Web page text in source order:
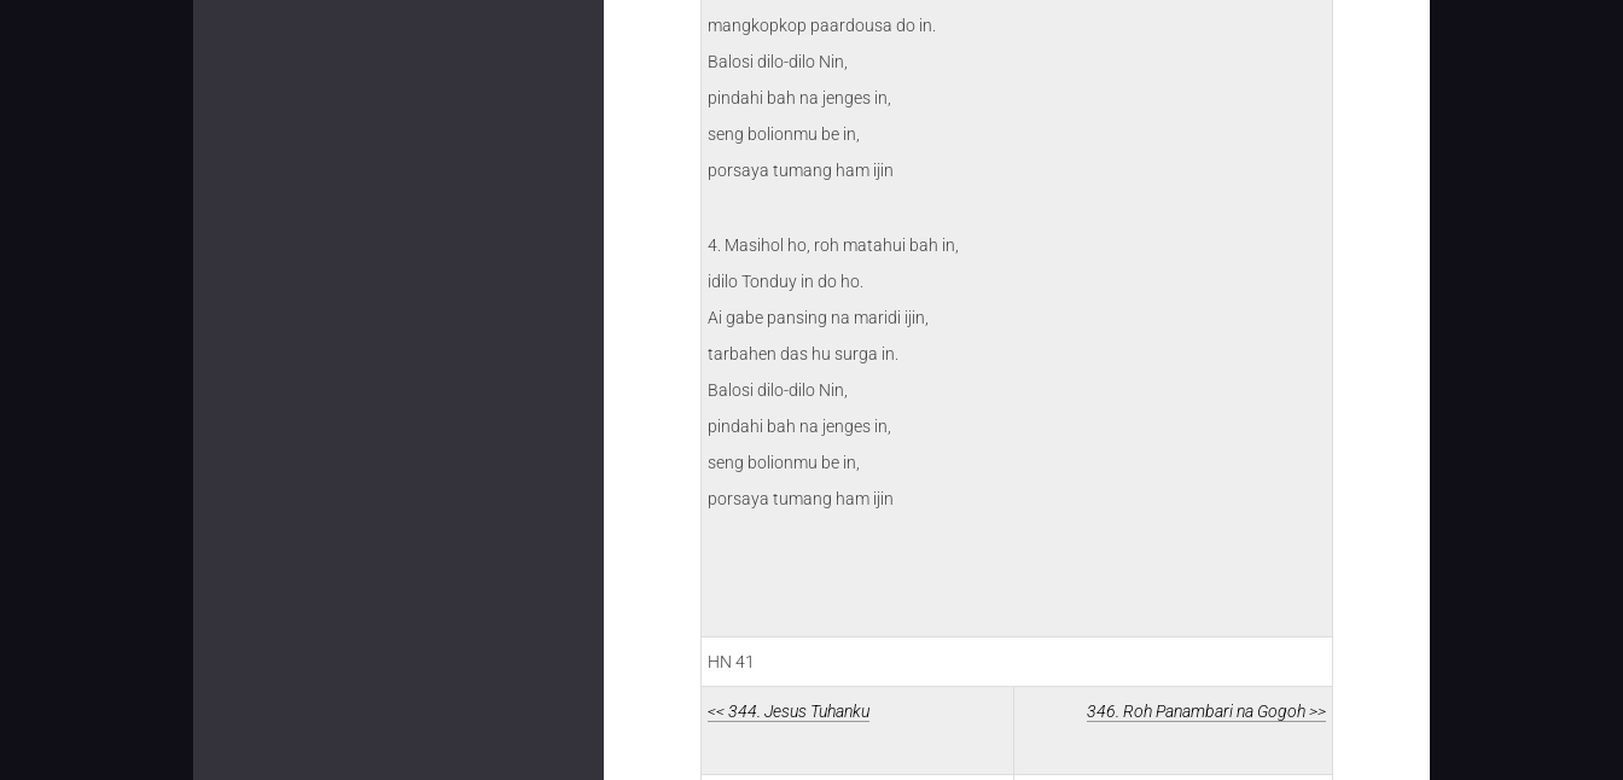
mangkopkop paardousa do in.
Balosi dilo-dilo Nin,
pindahi bah na jenges in,
seng bolionmu be in,
porsaya tumang ham ijin
4. Masihol ho, roh matahui bah in,
idilo Tonduy in do ho.
Ai gabe pansing na maridi ijin,
tarbahen das hu surga in.
Balosi dilo-dilo Nin,
pindahi bah na jenges in,
seng bolionmu be in,
porsaya tumang ham ijin
HN 41
<< 344. Jesus Tuhanku 346. Roh Panambari na Gogoh >>